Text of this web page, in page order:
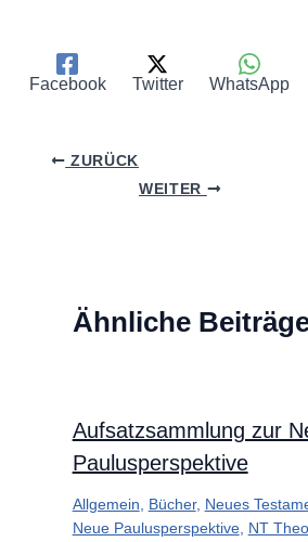
Facebook Twitter WhatsApp
ZURÜCK
WEITER
Ähnliche
Aufsatzsammlung zur
Paulusperspektive
Allgemein Bücher, Neues
Neue Paulusperspektive, NT